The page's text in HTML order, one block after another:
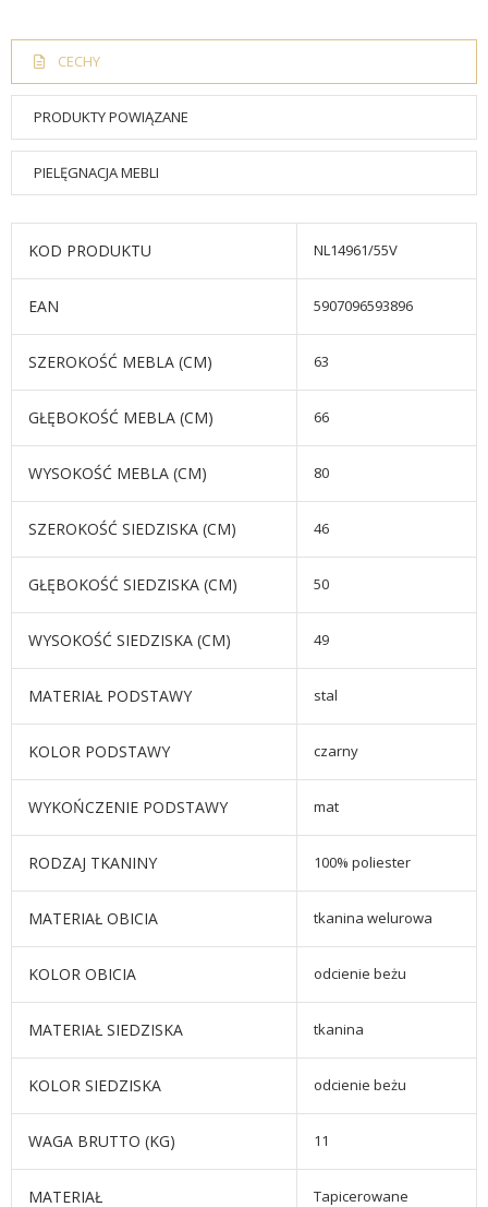
CECHY
PRODUKTY POWIĄZANE
PIELĘGNACJA MEBLI
KOD PRODUKTU NL14961/55V
EAN 5907096593896
SZEROKOŚĆ MEBLA (CM) 63
GŁĘBOKOŚĆ MEBLA (CM) 66
WYSOKOŚĆ MEBLA (CM) 80
SZEROKOŚĆ SIEDZISKA (CM) 46
GŁĘBOKOŚĆ SIEDZISKA (CM) 50
WYSOKOŚĆ SIEDZISKA (CM) 49
MATERIAŁ PODSTAWY stal
KOLOR PODSTAWY czarny
WYKOŃCZENIE PODSTAWY mat
RODZAJ TKANINY 100% poliester
MATERIAŁ OBICIA tkanina welurowa
KOLOR OBICIA odcienie beżu
MATERIAŁ SIEDZISKA tkanina
KOLOR SIEDZISKA odcienie beżu
WAGA BRUTTO (KG) 11
MATERIAŁ Tapicerowane